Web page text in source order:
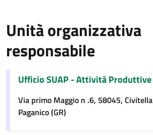
Unità organizzativa
responsabile
Ufficio SUAP - Attività Produttive
Via primo Maggio n .6, 58045, Civitella
Paganico (GR)